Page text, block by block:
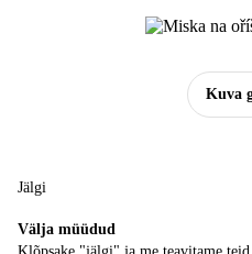
Kuva
Jälgi
Välja müüdud